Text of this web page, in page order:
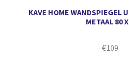
KAVE HOME WANDSPIEGEL
METAAL 80
€109